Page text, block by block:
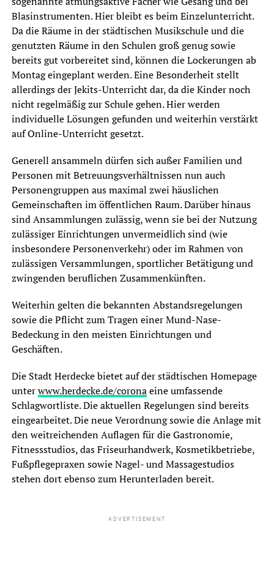
Blasinstrumenten. Hier bleibt es beim Einzelunterricht.
Da die Räume in der städtischen Musikschule und die
genutzten Räume in den Schulen groß genug sowie
bereits gut vorbereitet sind, können die Lockerungen ab
Montag eingeplant werden. Eine Besonderheit stellt
allerdings der Jekits-Unterricht dar, da die Kinder noch
nicht regelmäßig zur Schule gehen. Hier werden
individuelle Lösungen gefunden und weiterhin verstärkt
auf Online-Unterricht gesetzt.
Generell ansammeln dürfen sich außer Familien und
Personen mit Betreuungsverhältnissen nun auch
Personengruppen aus maximal zwei häuslichen
Gemeinschaften im öffentlichen Raum. Darüber hinaus
sind Ansammlungen zulässig, wenn sie bei der Nutzung
zulässiger Einrichtungen unvermeidlich sind (wie
insbesondere Personenverkehr) oder im Rahmen von
zulässigen Versammlungen, sportlicher Betätigung und
zwingenden beruflichen Zusammenkünften.
Weiterhin gelten die bekannten Abstandsregelungen
sowie die Pflicht zum Tragen einer Mund-Nase-
Bedeckung in den meisten Einrichtungen und
Geschäften.
Die Stadt Herdecke bietet auf der städtischen Homepage
unterwww.herdecke.de/coronaeine umfassende
Schlagwortliste. Die aktuellen Regelungen sind bereits
eingearbeitet. Die neue Verordnung sowie die Anlage mit
den weitreichenden Auflagen für die Gastronomie,
Fitnessstudios, das Friseurhandwerk, Kosmetikbetriebe,
Fußpflegepraxen sowie Nagel- und Massagestudios
stehen dort ebenso zum Herunterladen bereit.
ADVERTISEMENT